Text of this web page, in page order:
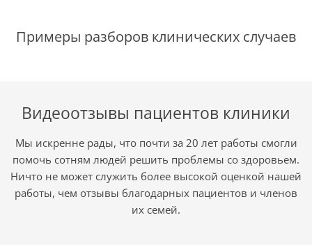
Примеры разборов клинических случаев
Видеоотзывы пациентов клиники
Мы искренне рады, что почти за 20 лет работы смогли
помочь сотням людей решить проблемы со здоровьем.
Ничто не может служить более высокой оценкой нашей
работы, чем отзывы благодарных пациентов и членов
их семей.